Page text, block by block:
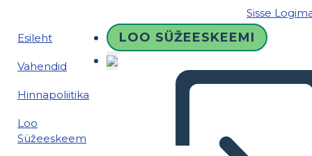
Sisse
Esileht
Vahendid
Hinnapoliitika
Loo
Süžeeskeem
LOO SÜŽEESKEEMI